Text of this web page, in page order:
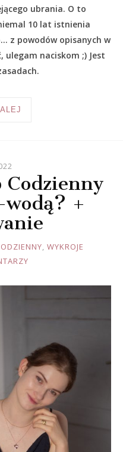
ubrania. O to
10 lat istnienia
z powodów opisanych w
ulegam naciskom ;) Jest
Codzienny
+
, WYKROJE